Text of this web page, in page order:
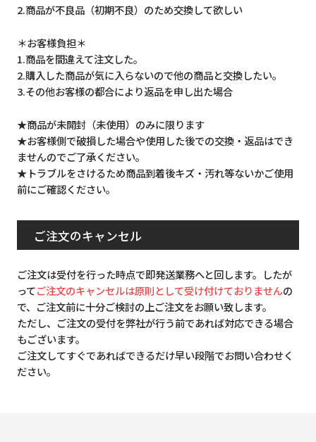
2.商品が不良品（初期不良）のため交換して欲しい
＊お客様負担＊
1.商品を間違えて注文した。
2.購入した商品が気に入らないので他の商品と交換したい。
3.その他お客様の都合により返品を申し出た場合
★商品が未開封（未使用）のみに限ります
★お客様側で破損した場合や使用した後での交換・返品はでき
ませんのでご了承ください。
★トラブルをさけるため商品到着後キズ・汚れ等ないかご使用
前にご確認ください。
ご注文のキャンセル
ご注文は受付を行った時点で即発送業務へと回します。したが
ってご注文のキャンセルは原則として受け付けておりませんの
で、ご注文前に十分ご検討の上ご注文をお願い致します。
ただし、ご注文の受付を弊社が行う前であれば対応できる場合
もございます。
ご注文してすぐであればできるだけ早い段階でお問い合わせく
ださい。